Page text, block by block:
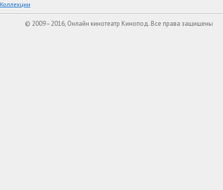
Коллекции
© 2009–2016, Онлайн кинотеатр Кинопод. Все права защищены